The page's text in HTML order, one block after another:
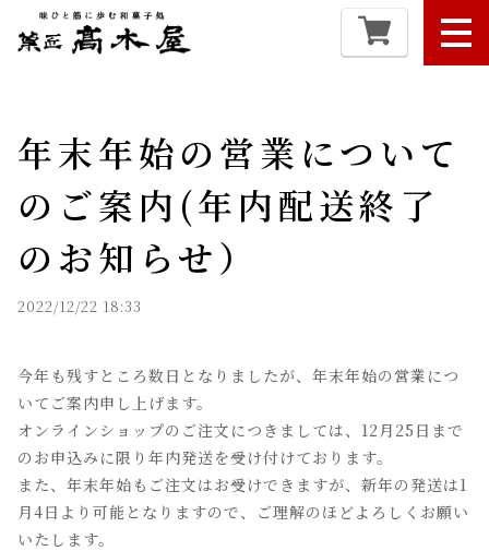
年末年始の営業について
のご案内(年内配送終了
のお知らせ）
2022/12/22 18:33
今年も残すところ数日となりましたが、年末年始の営業につ
いてご案内申し上げます。
オンラインショップのご注文につきましては、12月25日まで
のお申込みに限り年内発送を受け付けております。
また、年末年始もご注文はお受けできますが、新年の発送は1
月4日より可能となりますので、ご理解のほどよろしくお願い
いたします。